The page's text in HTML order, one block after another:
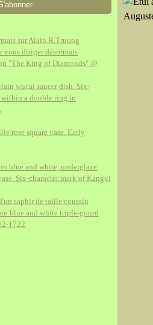
sur Alain.R.Truong
vous diriger désormais
"The King of Diamonds" @
wucai saucer dish. Six-
a double ring in
rose square vase. Early
blue and white, underglaze
Six-character mark of Kangxi
saphir de taille coussin
blue and white triple-gourd
1722